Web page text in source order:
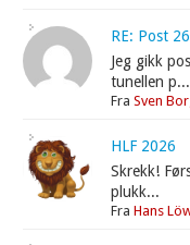
RE: Post
Jeg gikk
tunellen p...
FraSven
HLF 2026
Skrekk!
plukk...
FraHans